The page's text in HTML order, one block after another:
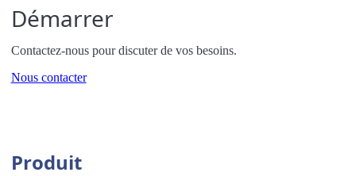
Démarrer
Contactez-nous pour discuter de vos besoins.
Nous contacter
Produit